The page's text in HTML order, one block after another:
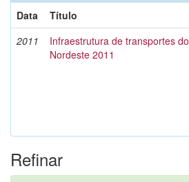
Data
Título
2011
Infraestrutura de transportes do
Nordeste 2011
Refinar